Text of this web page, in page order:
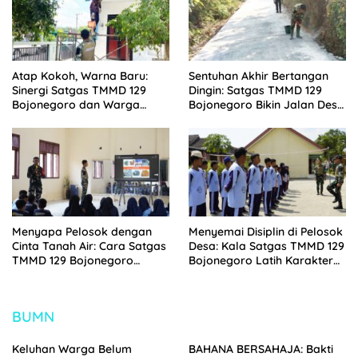
Atap Kokoh, Warna Baru:
Sinergi Satgas TMMD 129
Bojonegoro dan Warga
Rumah Belajar Nyaman
Sentuhan Akhir Bertangan
Dingin: Satgas TMMD 129
Bojonegoro Bikin Jalan Desa
Menyapa Pelosok dengan
Cinta Tanah Air: Cara Satgas
TMMD 129 Bojonegoro
Menyemai Disiplin di Pelosok
Desa: Kala Satgas TMMD 129
Bojonegoro Latih Karakter
BUMN
Keluhan Warga Belum
BAHANA BERSAHAJA: Bakti